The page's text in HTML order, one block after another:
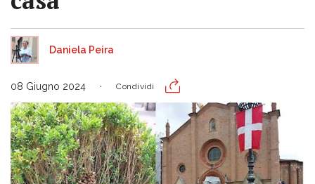
Daniela Peira
08 Giugno 2024 Condividi